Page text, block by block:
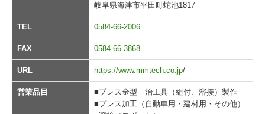
岐阜県海津市平田町蛇池1817
TEL 0584-66-2006
FAX 0584-66-3868
URL https://www.mmtech.co.jp/
営業品目
■プレス金型 治工具（組付、溶接）製作
■プレス加工（自動車用・建材用・その他）